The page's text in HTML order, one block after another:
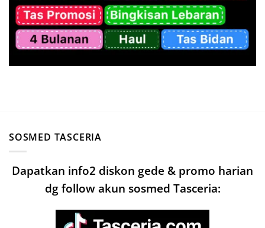
SOSMED TASCERIA
Dapatkan info2 diskon gede & promo harian
dg follow akun sosmed Tasceria: